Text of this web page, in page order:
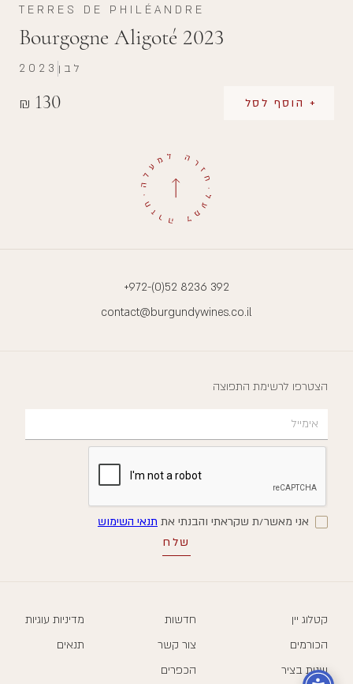
TERRES DE PHILÉANDRE
Bourgogne Aligoté 2023
₪ 130 + הוסף לסל
2023 לבן
+972-(0)52 8236 392
contact@burgundywines.co.il
הצטרפו לרשימת התפוצה
אני מאשר/ת שקראתי והבנתי את תנאי השימוש
קטלוג יין
הכורמים
שנות בציר
חדשות
צור קשר
הכפרים
מדיניות עוגיות
תנאים